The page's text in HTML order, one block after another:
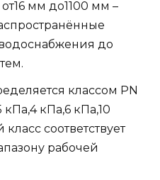
мм до1100 мм –
до
классом PN
кПа,6 кПа,10
соответствует
рабочей